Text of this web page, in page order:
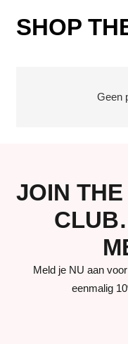
SHOP
Geen
JOIN
Meld je NU aan
eenmalig